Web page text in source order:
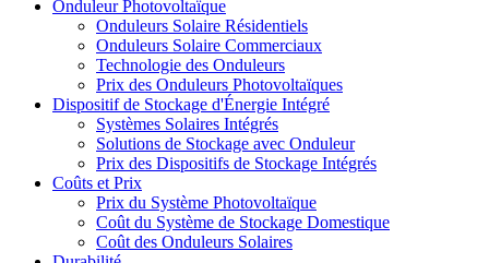
Onduleur Photovoltaïque
Onduleurs Solaire Résidentiels
Onduleurs Solaire Commerciaux
Technologie des Onduleurs
Prix des Onduleurs Photovoltaïques
Dispositif de Stockage d'Énergie Intégré
Systèmes Solaires Intégrés
Solutions de Stockage avec Onduleur
Prix des Dispositifs de Stockage Intégrés
Coûts et Prix
Prix du Système Photovoltaïque
Coût du Système de Stockage Domestique
Coût des Onduleurs Solaires